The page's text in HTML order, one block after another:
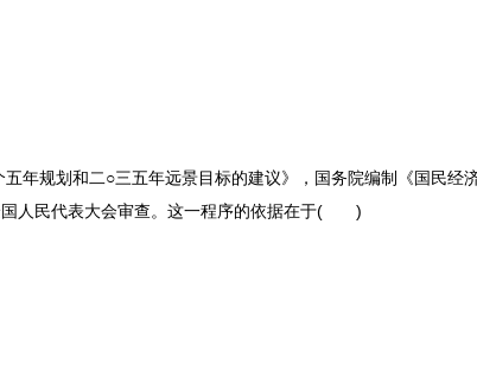
年规划和二○三五年远景目标的建议》，国务院编制《国民经
国人民代表大会审查。这一程序的依据在于( )